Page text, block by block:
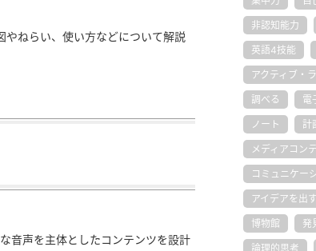
やねらい、使い方などについて解説
音声を主体としたコンテンツを設計
非認知能力
英語4技能
アクティブ・
調べる 電
ノート 計
メディアコン
コミュニケー
アイデアを出
博物館 発
論理的思考